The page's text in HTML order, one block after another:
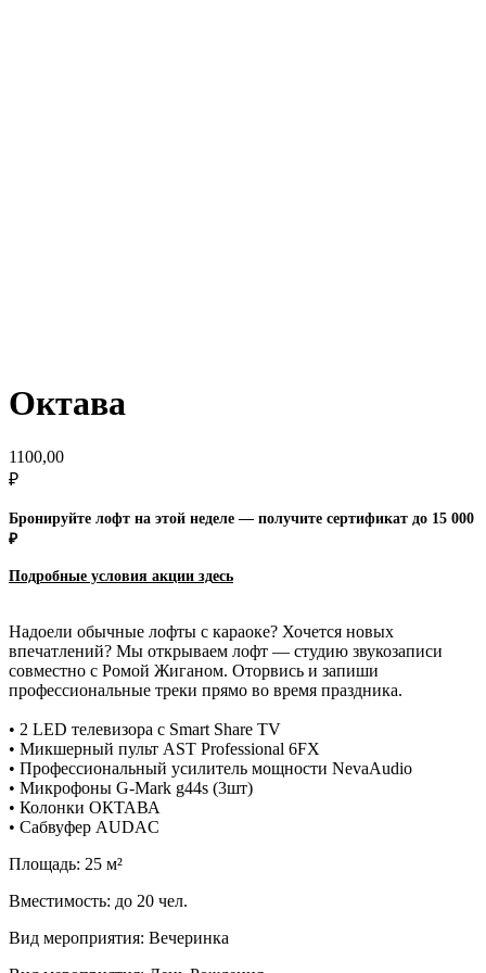
Октава
1100,00
₽
Бронируйте лофт на этой неделе — получите сертификат до 15 000
₽
Подробные условия акции здесь
Надоели обычные лофты с караоке? Хочется новых
впечатлений? Мы открываем лофт — студию звукозаписи
совместно с Ромой Жиганом. Оторвись и запиши
профессиональные треки прямо во время праздника.
• 2 LED телевизора с Smart Share TV
• Микшерный пульт AST Professional 6FX
• Профессиональный усилитель мощности NevaAudio
• Микрофоны G-Mark g44s (3шт)
• Колонки ОКТАВА
• Сабвуфер AUDAC
Площадь: 25 м²
Вместимость: до 20 чел.
Вид мероприятия: Вечеринка